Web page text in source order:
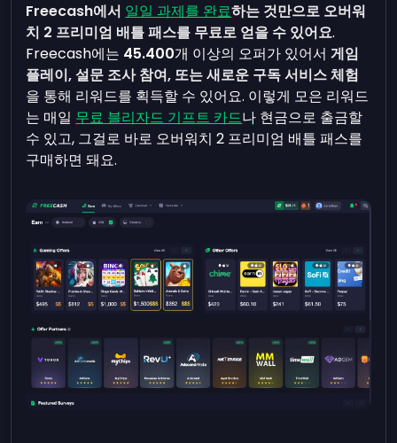
Freecash에서 일일 과제를 완료하는 것만으로 오버워
치 2 프리미엄 배틀 패스를 무료로 얻을 수 있어요.
Freecash에는 45.400개 이상의 오퍼가 있어서게임
플레이, 설문 조사 참여, 또는 새로운 구독 서비스 체험
을 통해 리워드를 획득할 수 있어요. 이렇게 모은 리워드
는 매일 무료 블리자드 기프트 카드나 현금으로 출금할
수 있고, 그걸로 바로 오버워치 2 프리미엄 배틀 패스를
구매하면 돼요.